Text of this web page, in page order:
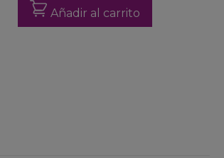
Añadir al carrito